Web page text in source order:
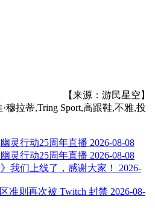
【来源：游民星空】
穆拉蒂,Tring Sport,高跟鞋,不雅,投
灵行动25周年直播 2026-08-08
灵行动25周年直播 2026-08-08
我们上线了，感谢大家！
2026-
准则再次被 Twitch 封禁 2026-08-